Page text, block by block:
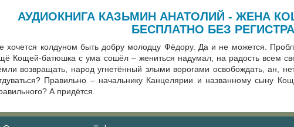
АУДИОКНИГА КАЗЬМИН АНАТОЛИЙ - ЖЕНА
БЕСПЛАТНО БЕЗ
хочется колдуном быть добру молодцу Фёдору. Да и не можется.
Кощей-батюшка с ума сошёл – жениться надумал, на радость всем
возвращать, народ угнетённый злыми ворогами освобождать, ан,
Правильно – начальнику Канцелярии и названному сыну
А придётся.